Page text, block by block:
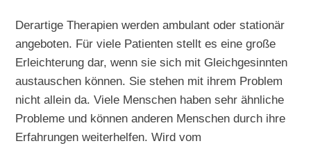
Derartige Therapien werden ambulant oder stationär
angeboten. Für viele Patienten stellt es eine große
Erleichterung dar, wenn sie sich mit Gleichgesinnten
austauschen können. Sie stehen mit ihrem Problem
nicht allein da. Viele Menschen haben sehr ähnliche
Probleme und können anderen Menschen durch ihre
Erfahrungen weiterhelfen. Wird vom